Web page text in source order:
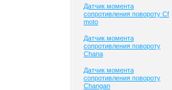
Датчик момента
сопротивления повороту Cf
moto
Датчик момента
сопротивления повороту
Chana
Датчик момента
сопротивления повороту
Changan